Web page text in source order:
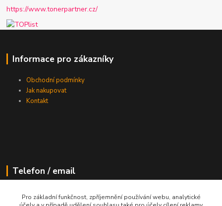
https://www.tonerpartner.cz/
Informace pro zákazníky
Obchodní podmínky
Jak nakupovat
Kontakt
Telefon / email
+420 602 213 111
Pro základní funkčnost, zpříjemnění používání webu, analytické